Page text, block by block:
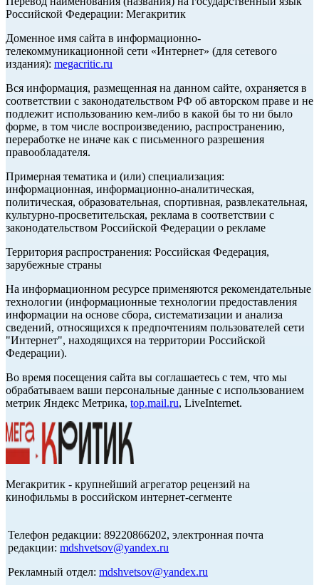
Российской Федерации: Мегакритик
Доменное имя сайта в информационно-
телекоммуникационной сети «Интернет» (для сетевого
издания): megacritic.ru
Вся информация, размещенная на данном сайте, охраняется в
соответствии с законодательством РФ об авторском праве и не
подлежит использованию кем-либо в какой бы то ни было
форме, в том числе воспроизведению, распространению,
переработке не иначе как с письменного разрешения
правообладателя.
Примерная тематика и (или) специализация:
информационная, информационно-аналитическая,
политическая, образовательная, спортивная, развлекательная,
культурно-просветительская, реклама в соответствии с
законодательством Российской Федерации о рекламе
Территория распространения: Российская Федерация,
зарубежные страны
На информационном ресурсе применяются рекомендательные
технологии (информационные технологии предоставления
информации на основе сбора, систематизации и анализа
сведений, относящихся к предпочтениям пользователей сети
"Интернет", находящихся на территории Российской
Федерации).
Во время посещения сайта вы соглашаетесь с тем, что мы
обрабатываем ваши персональные данные с использованием
метрик Яндекс Метрика, top.mail.ru, LiveInternet.
Мегакритик - крупнейший агрегатор рецензий на
кинофильмы в российском интернет-сегменте
Телефон редакции: 89220866202, электронная почта
редакции: mdshvetsov@yandex.ru
Рекламный отдел: mdshvetsov@yandex.ru